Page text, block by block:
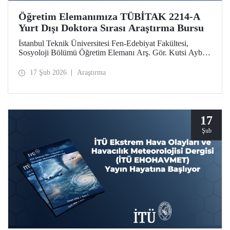
Öğretim Elemanımıza TÜBİTAK 2214-A
Yurt Dışı Doktora Sırası Araştırma Bursu
İstanbul Teknik Üniversitesi Fen-Edebiyat Fakültesi,
Sosyoloji Bölümü Öğretim Elemanı Arş. Gör. Kutsi Aybars
Araştırma Bursu kapsamında desteklenmeye hak kazandı.
17 Şub 2026 Araştırma
17
Şub